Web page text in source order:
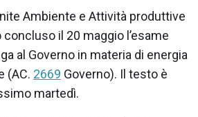
Ambiente e Attività produttive
concluso il 20 maggio l’esame
al Governo in materia di energia
(AC. 2669 Governo). Il testo è
martedì.